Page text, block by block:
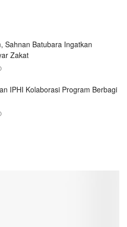
Sahnan Batubara Ingatkan
Zakat
IPHI Kolaborasi Program Berbagi